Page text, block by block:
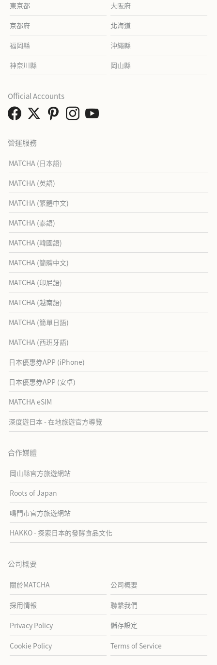
東京都 大阪府
京都府 北海道
福岡縣 沖繩縣
神奈川縣 岡山縣
營運服務
MATCHA (日本語)
MATCHA (英語)
MATCHA (繁體中文)
MATCHA (泰語)
MATCHA (韓國語)
MATCHA (簡體中文)
MATCHA (印尼語)
MATCHA (越南語)
MATCHA (簡單日語)
MATCHA (西班牙語)
日本優惠券APP (iPhone)
日本優惠券APP (安卓)
MATCHA eSIM
深度遊日本 - 在地旅遊官方導覽
合作媒體
岡山縣官方旅遊網站
Roots of Japan
鳴門市官方旅遊網站
HAKKO - 探索日本的發酵食品文化
公司概要
關於MATCHA 公司概要
採用情報 聯繫我們
Privacy Policy 儲存設定
Cookie Policy Terms of Service
Official Accounts